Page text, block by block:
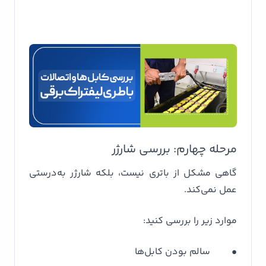
مرحله چهارم: بررسی شارژر
گاهی مشکل از باتری نیست، بلکه شارژر به‌درستی
عمل نمی‌کند.
موارد زیر را بررسی کنید:
• سالم بودن کابل‌ها